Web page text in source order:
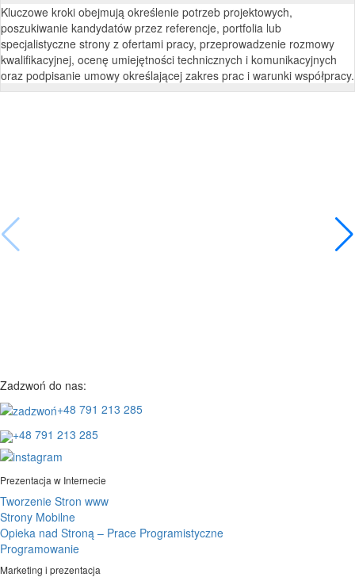
Kluczowe kroki obejmują określenie potrzeb projektowych,
poszukiwanie kandydatów przez referencje, portfolia lub
specjalistyczne strony z ofertami pracy, przeprowadzenie rozmowy
kwalifikacyjnej, ocenę umiejętności technicznych i komunikacyjnych
oraz podpisanie umowy określającej zakres prac i warunki współpracy.
Zadzwoń do nas:
+48 791 213 285
+48 791 213 285
Prezentacja w Internecie
Tworzenie Stron www
Strony Mobilne
Opieka nad Stroną – Prace Programistyczne
Programowanie
Marketing i prezentacja